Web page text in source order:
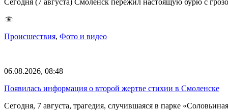
Происшествия, Фото и видео
06.08.2026, 08:48
Появилась информация о второй жертве стихии в Смоленске
Сегодня, 7 августа, трагедия, случившаяся в парке